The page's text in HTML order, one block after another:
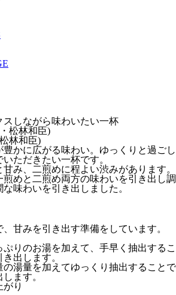
しながら味わいたい一杯
林和臣)
かに広がる味わい。ゆっくりと過ごし
ただきたい一杯です。
み、二煎めに程よい渋みがあります。
めと二煎め両方の味わいを引き出し調
味わいを引き出しました。
甘みを引き出す準備をしています。
りのお湯を加えて、手早く抽出するこ
出します。
湯量を加えてゆっくり抽出することで
ます。
がり